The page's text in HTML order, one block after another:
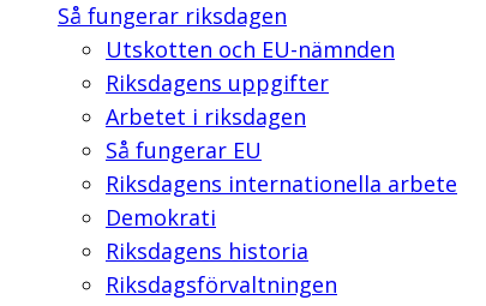
Så fungerar riksdagen
Utskotten och EU-nämnden
Riksdagens uppgifter
Arbetet i riksdagen
Så fungerar EU
Riksdagens internationella arbete
Demokrati
Riksdagens historia
Riksdagsförvaltningen